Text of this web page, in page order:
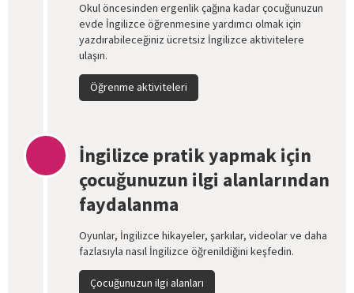
Okul öncesinden ergenlik çağına kadar çocuğunuzun
evde İngilizce öğrenmesine yardımcı olmak için
yazdırabileceğiniz ücretsiz İngilizce aktivitelere
ulaşın.
Öğrenme aktiviteleri
İngilizce pratik yapmak için
çocuğunuzun ilgi alanlarından
faydalanma
Oyunlar, İngilizce hikayeler, şarkılar, videolar ve daha
fazlasıyla nasıl İngilizce öğrenildiğini keşfedin.
Çocuğunuzun ilgi alanları